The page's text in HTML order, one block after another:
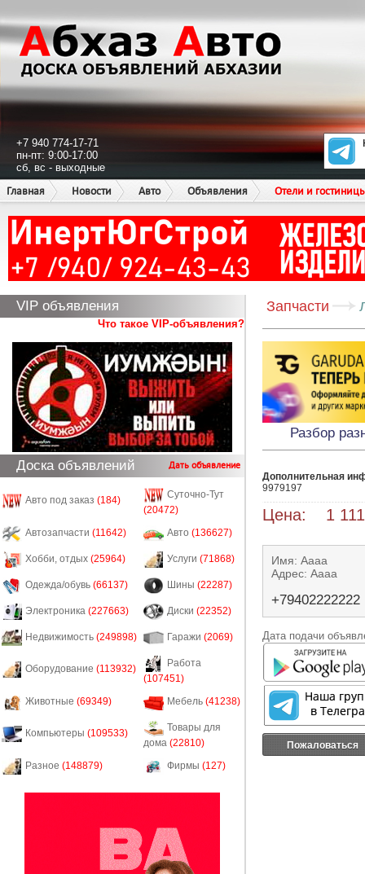
+7 940 774-17-71
пн-пт: 9:00-17:00
сб, вс - выходные
Главная
Новости Авто Объявления Отели и
VIP объявления
Что такое VIP-объявления?
Доска объявлений Дать объявление
Авто под заказ (184)
Суточно-Тут
(20472)
Автозапчасти (11642) Авто (136627)
Хобби, отдых (25964) Услуги (71868)
Одежда/обувь (66137) Шины (22287)
Электроника (227663) Диски (22352)
Недвижимость (249898) Гаражи (2069)
Оборудование (113932)
Работа
(107451)
Животные (69349) Мебель (41238)
Компьютеры (109533)
Товары для
дома (22810)
Разное (148879) Фирмы (127)
Запчасти
Разбор
Дополнительная
9979197
Цена: 1 111
Имя: Аааа
Адрес: Аааа
+79402222222
Дата подачи
Пожаловаться